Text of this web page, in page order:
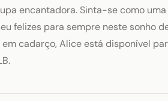
encantadora. Sinta-se como uma
felizes para sempre neste sonho
cadarço, Alice está disponível